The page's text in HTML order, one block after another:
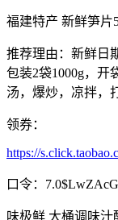
福建特产 新鲜笋片
推荐理由：新鲜日
包装2袋1000g，开
汤，爆炒，凉拌，
领券：
https://
口令：
味极鲜 大桶调味汁